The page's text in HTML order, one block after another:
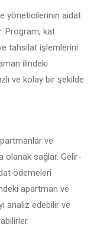
yöneticilerinin aidat
Program, kat
tahsilat işlemlerini
ilindeki
ve kolay bir şekilde
ve
olanak sağlar. Gelir-
ödemeleri
apartman ve
analiz edebilir ve